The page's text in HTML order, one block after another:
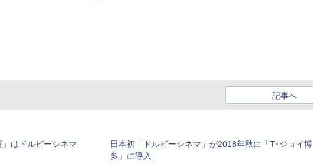
記事へ
」はドルビーシネマ
日本初「ドルビーシネマ」が2018年秋に「T･ジョイ博
多」に導入